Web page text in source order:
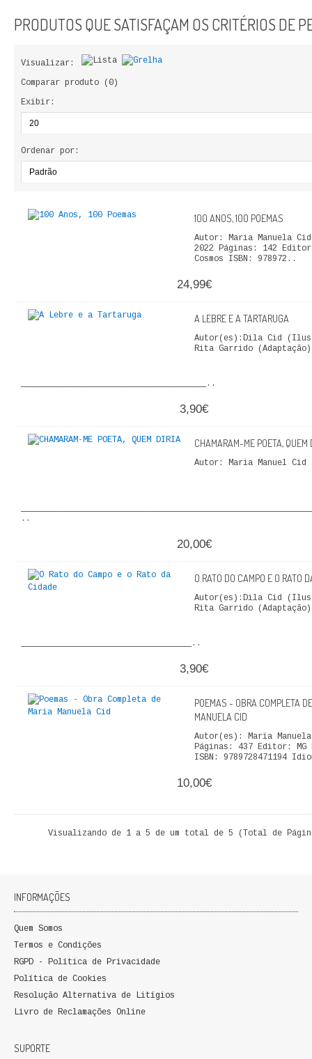
COSMOS DIREITO
ENSINO
HISTÓRIA DE PORTUGAL
LITERATURA
NOVA BIBLIOTECA COSMOS
REVISTA DEDALUS
COLEÇÃO ATENA
PRODUTOS QUE SATISFAÇAM OS CRITÉRIOS DE
Visualizar:
Comparar produto (0)
Exibir:
Ordenar por:
100 ANOS, 100 POEMAS
Autor: Maria Manuela
2022 Páginas: 142
Cosmos ISBN: 978972..
24,99€
A LEBRE E A TARTARUGA
Autor(es):Dila Cid
Rita Garrido (Adaptação)
______________________________________..
3,90€
CHAMARAM-ME POETA, QUEM
Autor: Maria Manuel Cid
..
20,00€
O RATO DO CAMPO E O RATO
Autor(es):Dila Cid
Rita Garrido (Adaptação)
___________________________________..
3,90€
POEMAS - OBRA COMPLETA
MANUELA CID
Autor(es): Maria
Páginas: 437 Editor: MG
ISBN: 9789728471194
10,00€
Visualizando de 1 a 5 de um total de 5 (Total de
INFORMAÇÕES
Quem Somos
Termos e Condições
RGPD - Política de Privacidade
Política de Cookies
Resolução Alternativa de Litígios
Livro de Reclamações Online
SUPORTE